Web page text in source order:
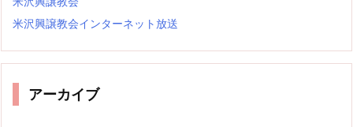
米沢興譲教会インターネット放送
アーカイブ